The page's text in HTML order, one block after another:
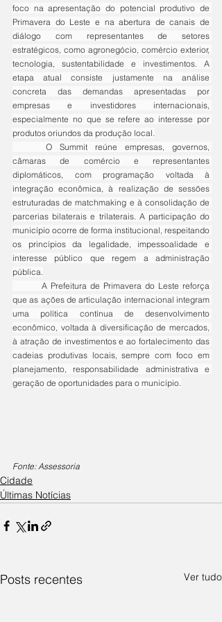
foco na apresentação do potencial produtivo de
Primavera do Leste e na abertura de canais de
diálogo com representantes de setores
estratégicos, como agronegócio, comércio exterior,
tecnologia, sustentabilidade e investimentos. A
etapa atual consiste justamente na análise
concreta das demandas apresentadas por
empresas e investidores internacionais,
especialmente no que se refere ao interesse por
produtos oriundos da produção local.
câmaras de comércio e representantes
diplomáticos, com programação voltada à
integração econômica, à realização de sessões
estruturadas de matchmaking e à consolidação de
parcerias bilaterais e trilaterais. A participação do
município ocorre de forma institucional, respeitando
os princípios da legalidade, impessoalidade e
interesse público que regem a administração
pública.
que as ações de articulação internacional integram
uma política contínua de desenvolvimento
econômico, voltada à diversificação de mercados,
à atração de investimentos e ao fortalecimento das
cadeias produtivas locais, sempre com foco em
planejamento, responsabilidade administrativa e
geração de oportunidades para o município.
Fonte: Assessoria
Cidade
Últimas Notícias
Posts recentes Ver tudo